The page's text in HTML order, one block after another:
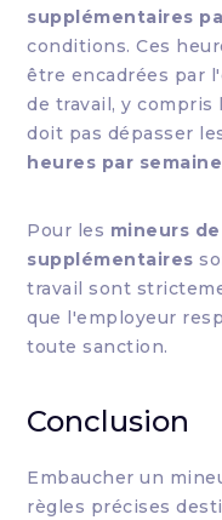
supplémentaires
conditions. Ces
être encadrées par
de travail, y
doit pas dépasser
heures par semaine
Pour les mineurs
supplémentaires
travail sont
que l'employeur
toute sanction.
Conclusion
Embaucher un
règles précises